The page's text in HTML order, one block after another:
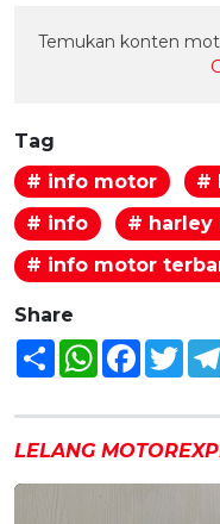
Temukan konten
Tag
# info motor
#
# info
# harley
# info motor
Share
Share WhatsAppFacebook
LELANG